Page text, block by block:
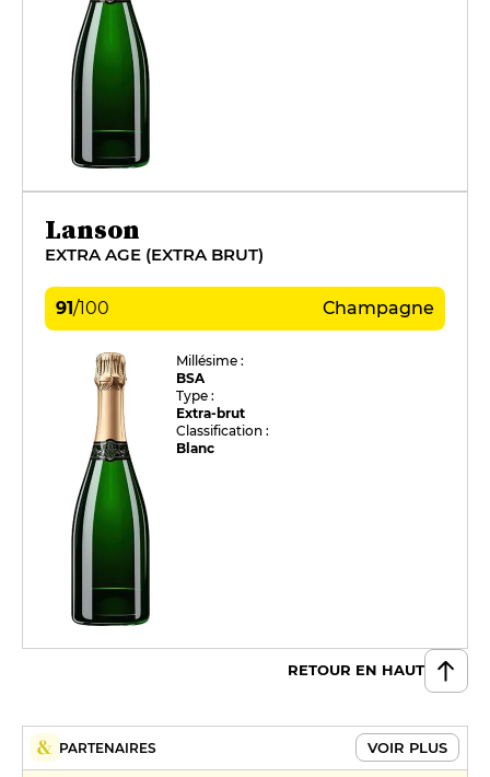
Lanson
EXTRA AGE (EXTRA BRUT)
91/100 Champagne
Millésime :
BSA
Type :
Extra-brut
Classification :
Blanc
RETOUR EN HAUT
PARTENAIRES VOIR PLUS